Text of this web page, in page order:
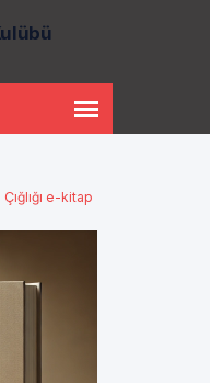
e-kitap